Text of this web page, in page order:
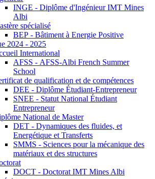
INGE - Diplôme d'Ingénieur IMT Mines
Albi
spécialisé
BEP - Bâtiment à Energie Positive
2024 - 2025
International
AFSS - AFSS-Albi French Summer
School
de qualification et de compétences
DEE - Diplôme Étudiant-Entrepreneur
SNEE - Statut National Étudiant
Entrepreneur
National de Master
DET - Dynamiques des fluides, et
Energétique et Transferts
SMMS - Sciences pour la mécanique des
matériaux et des structures
DOCT - Doctorat IMT Mines Albi